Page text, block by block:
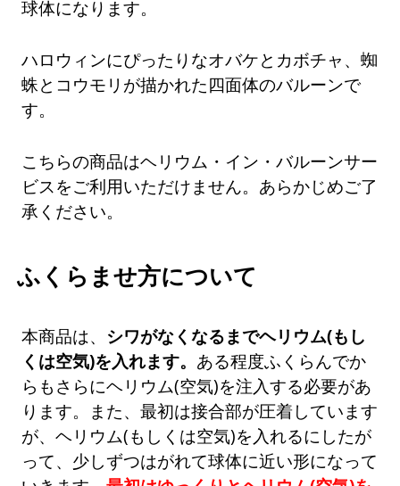
球体になります。
ハロウィンにぴったりなオバケとカボチャ、蜘
蛛とコウモリが描かれた四面体のバルーンで
す。
こちらの商品はヘリウム・イン・バルーンサー
ビスをご利用いただけません。あらかじめご了
承ください。
ふくらませ方について
本商品は、 シワがなくなるまでヘリウム(もし
くは空気)を入れます。 ある程度ふくらんでか
らもさらにヘリウム(空気)を注入する必要があ
ります。また、最初は接合部が圧着しています
が、ヘリウム(もしくは空気)を入れるにしたが
って、少しずつはがれて球体に近い形になって